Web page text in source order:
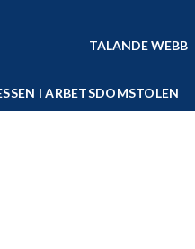
TALANDE WEBB
I ARBETSDOMSTOLEN